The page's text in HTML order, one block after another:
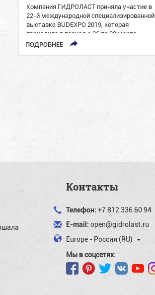
Компания ГИДРОЛАСТ приняла участие в
22-й международной специализированной
выставке BUDEXPO 2019, которая
проходила в период с 26 по 29 марта…
ПОДРОБНЕЕ
Контакты
Телефон: +7 812 336 60 94
E-mail: open@gidrolast.ru
Europe - Россия (RU)
Мы в соцсетях: